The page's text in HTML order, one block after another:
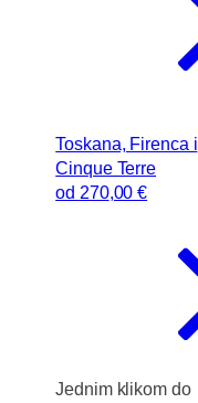
Toskana, Firenca i
Cinque Terre
od 270,00 €
Jednim klikom do